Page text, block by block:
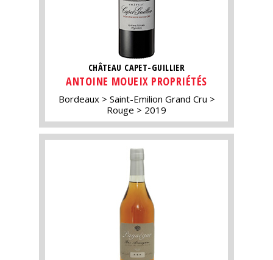
CHÂTEAU CAPET-GUILLIER
ANTOINE MOUEIX PROPRIÉTÉS
Bordeaux
Saint-Emilion Grand Cru
Rouge
2019